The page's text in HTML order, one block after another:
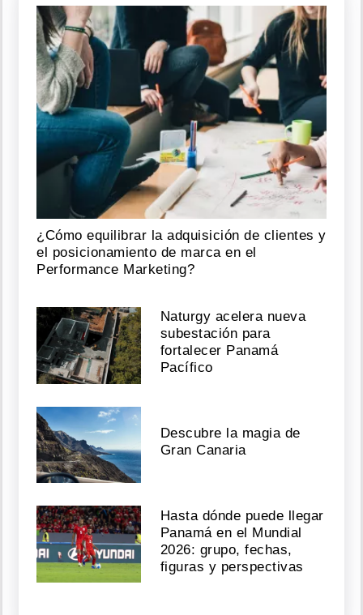
¿Cómo equilibrar la adquisición de clientes y
el posicionamiento de marca en el
Performance Marketing?
Naturgy acelera nueva
subestación para
fortalecer Panamá
Pacífico
Descubre la magia de
Gran Canaria
Hasta dónde puede llegar
Panamá en el Mundial
2026: grupo, fechas,
figuras y perspectivas